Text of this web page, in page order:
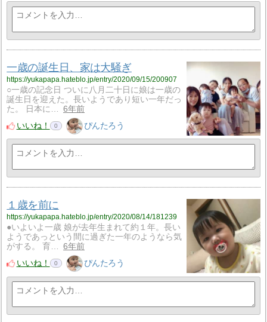
一歳の誕生日、家は大騒ぎ
https://yukapapa.hateblo.jp/entry/2020/09/15/200907
○一歳の記念日 ついに八月二十日に娘は一歳の
誕生日を迎えた。長いようであり短い一年だっ
た。 日本に…
6年前
いいね！
0 ぴんたろう
１歳を前に
https://yukapapa.hateblo.jp/entry/2020/08/14/181239
●いよいよ一歳 娘が去年生まれて約１年。長い
ようであっという間に過ぎた一年のようなら気
がする。 育…
6年前
いいね！
0 ぴんたろう